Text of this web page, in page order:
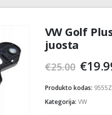
VW Golf
juosta
€25.00
was:
€25.00.
€
Produkto kodas:
Kategorija: VW